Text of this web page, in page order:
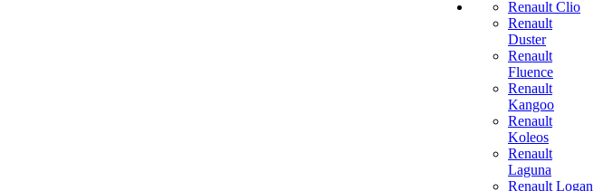
Renault Clio
Renault
Duster
Renault
Fluence
Renault
Kangoo
Renault
Koleos
Renault
Laguna
Renault Logan